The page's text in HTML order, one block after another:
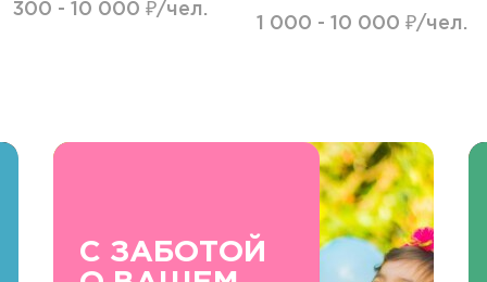
300 - 10 000 ₽/чел.
1 000 - 10 000 ₽/чел.
С ЗАБОТОЙ